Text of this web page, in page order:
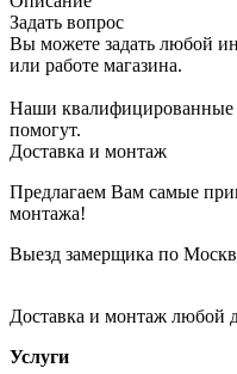
Задать вопрос
Вы можете задать любой
или работе магазина.
Наши квалифицированные
помогут.
Доставка и монтаж
Предлагаем Вам самые
монтажа!
Выезд замерщика по
Доставка и монтаж любой
Услуги